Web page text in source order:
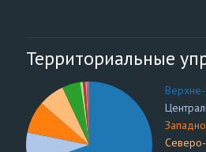
Территориальные